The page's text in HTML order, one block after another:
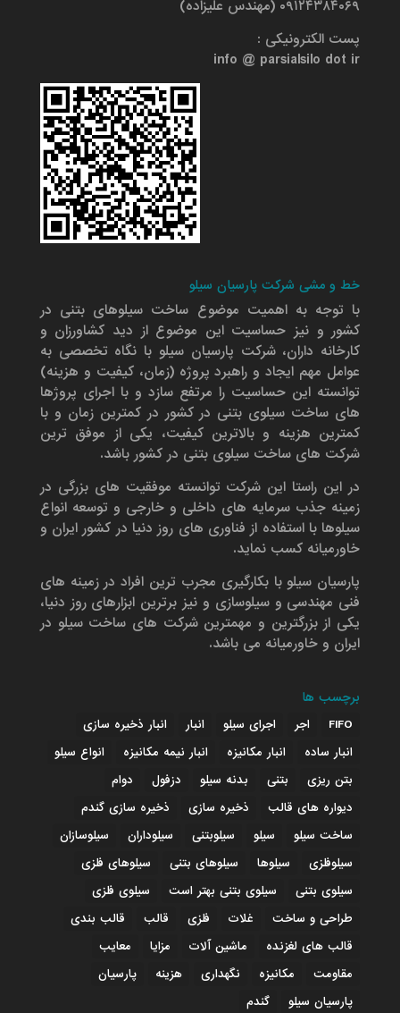
۰۹۱۲۴۳۸۴۰۶۹ (مهندس علیزاده)
پست الکترونیکی :
info @ parsialsilo dot ir
خط و مشی شرکت پارسیان سیلو
با توجه به اهمیت موضوع ساخت سیلوهای بتنی در
کشور و نیز حساسیت این موضوع از دید کشاورزان و
کارخانه داران، شرکت پارسیان سیلو با نگاه تخصصی به
عوامل مهم ایجاد و راهبرد پروژه (زمان، کیفیت و هزینه)
توانسته این حساسیت را مرتفع سازد و با اجرای پروژها
های ساخت سیلوی بتنی در کشور در کمترین زمان و با
کمترین هزینه و بالاترین کیفیت، یکی از موفق ترین
شرکت های ساخت سیلوی بتنی در کشور باشد.
در این راستا این شرکت توانسته موفقیت های بزرگی در
زمینه جذب سرمایه های داخلی و خارجی و توسعه انواع
سیلوها با استفاده از فناوری های روز دنیا در کشور ایران و
خاورمیانه کسب نماید.
پارسیان سیلو با بکارگیری مجرب ترین افراد در زمینه های
فنی مهندسی و سیلوسازی و نیز برترین ابزارهای روز دنیا،
یکی از بزرگترین و مهمترین شرکت های ساخت سیلو در
ایران و خاورمیانه می باشد.
برچسب ها
FIFO اجر اجرای سیلو انبار
انبار ذخیره سازی
انبار ساده
انبار مکانیزه انبار نیمه مکانیزه
انواع سیلو
بتن ریزی
بتنی بدنه سیلو دزفول
دوام
دیواره های قالب
ذخیره سازی
ذخیره سازی گندم
ساخت سیلو
سیلو سیلوبتنی سیلوداران
سیلوسازان
سیلوفلزی
سیلوها سیلوهای بتنی
سیلوهای فلزی
سیلوی بتنی
سیلوی بتنی بهتر است
سیلوی فلزی
طراحی و ساخت
غلات فلزی قالب
قالب بندی
قالب های لغزنده
ماشین آلات مزایا
معایب
مقاومت
مکانیزه نگهداری هزینه
پارسیان
پارسیان سیلو
گندم